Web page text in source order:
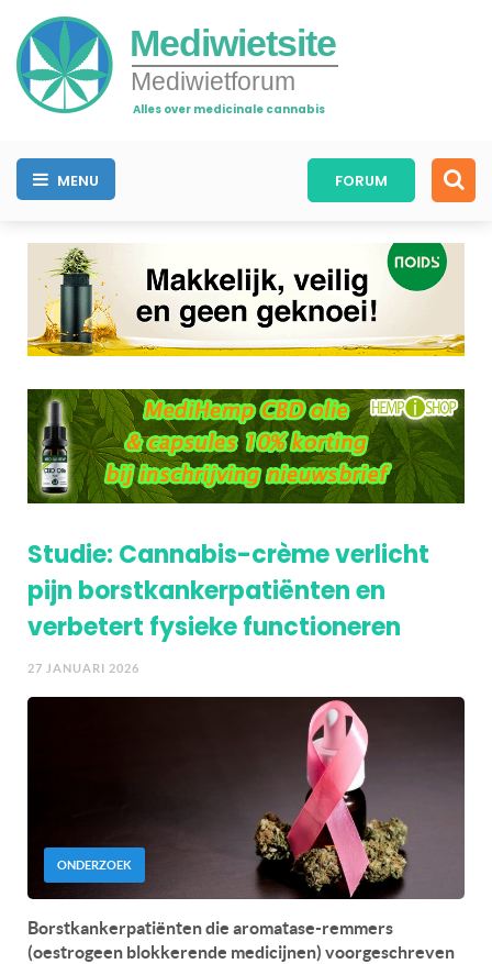
Mediwietsite
Mediwietforum
Alles over medicinale cannabis
MENU FORUM
Studie: Cannabis-crème verlicht
pijn borstkankerpatiënten en
verbetert fysieke functioneren
27 JANUARI 2026
ONDERZOEK
Borstkankerpatiënten die aromatase-remmers
(oestrogeen blokkerende medicijnen) voorgeschreven